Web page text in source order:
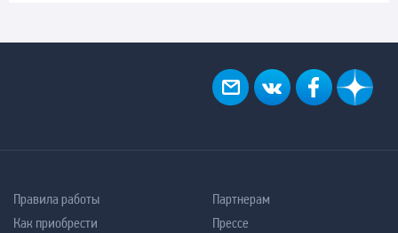
Правила работы
Как приобрести
Партнерам
Прессе